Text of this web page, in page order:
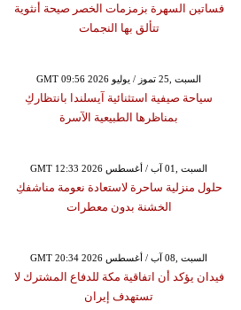
فساتين السهرة بزمزمات الخصر صيحة أنثوية
تتألق بها النجمات
GMT 09:56 2026 السبت ,25 تموز / يوليو
سياحة صيفية استثنائية آيسلندا بانتظاركِ
بمناظرها الطبيعية الآسرة
GMT 12:33 2026 السبت ,01 آب / أغسطس
حلول منزلية ساحرة لاستعادة نعومة مناشفكِ
الخشنة بدون معطرات
GMT 20:34 2026 السبت ,08 آب / أغسطس
فيدان يؤكد أن اتفاقية مكة للدفاع المشترك لا
تستهدف إيران